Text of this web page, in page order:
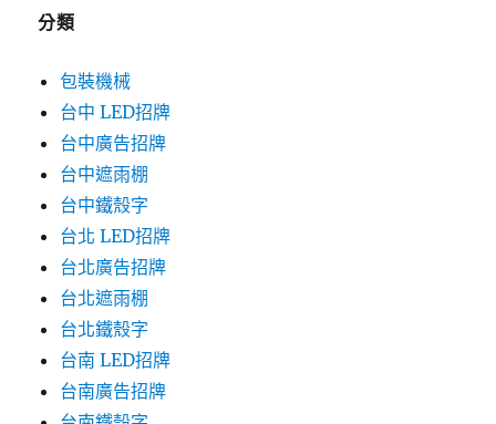
分類
包裝機械
台中 LED招牌
台中廣告招牌
台中遮雨棚
台中鐵殼字
台北 LED招牌
台北廣告招牌
台北遮雨棚
台北鐵殼字
台南 LED招牌
台南廣告招牌